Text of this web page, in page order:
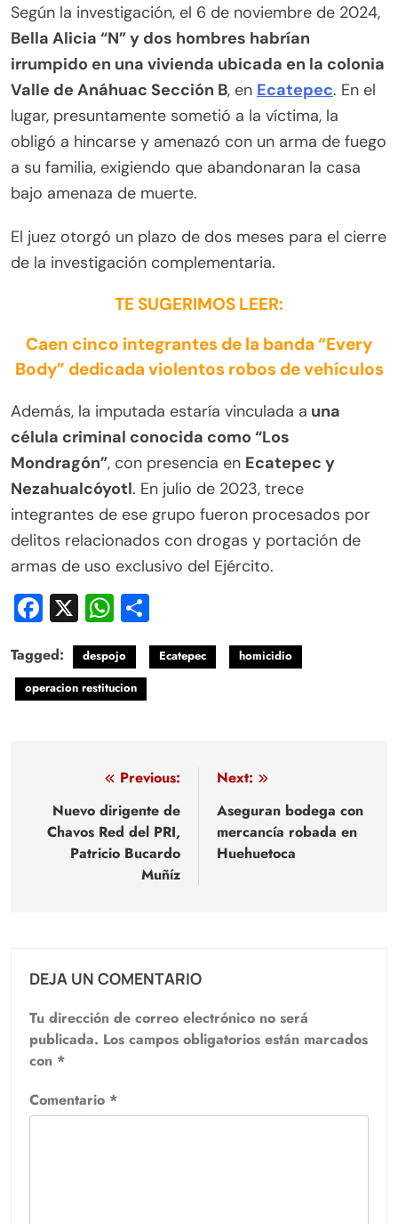
Según la investigación, el 6 de noviembre de 2024,
Bella Alicia “N” y dos hombres habrían
irrumpido en una vivienda ubicada en la colonia
Valle de Anáhuac Sección B, en Ecatepec. En el
lugar, presuntamente sometió a la víctima, la
obligó a hincarse y amenazó con un arma de fuego
a su familia, exigiendo que abandonaran la casa
bajo amenaza de muerte.
El juez otorgó un plazo de dos meses para el cierre
de la investigación complementaria.
TE SUGERIMOS LEER:
Caen cinco integrantes de la banda “Every
Body” dedicada violentos robos de vehículos
Además, la imputada estaría vinculada a una
célula criminal conocida como “Los
Mondragón”, con presencia en Ecatepec y
Nezahualcóyotl. En julio de 2023, trece
integrantes de ese grupo fueron procesados por
delitos relacionados con drogas y portación de
armas de uso exclusivo del Ejército.
Facebook
X WhatsApp
Tagged: despojo Ecatepec
homicidio
operacion restitucion
Navegación
entradas
Previous:
Nuevo dirigente de
Chavos Red del PRI,
Patricio Bucardo
Muñíz
Next:
Aseguran bodega con
mercancía robada en
Huehuetoca
DEJA UN COMENTARIO
Tu dirección de correo electrónico no será
publicada. Los campos obligatorios están marcados
con *
Comentario *